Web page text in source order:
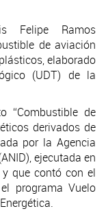
Felipe Ramos
de aviación
elaborado
(UDT) de la
“Combustible de
derivados de
por la Agencia
ejecutada en
que contó con el
programa Vuelo